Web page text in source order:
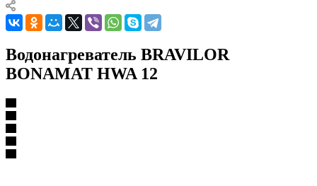
Водонагреватель BRAVILOR
BONAMAT HWA 12